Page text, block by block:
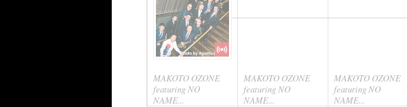
MAKOTO OZONE
featuring NO
NAME...
MAKOTO OZONE
featuring NO
NAME...
MAKOTO OZONE
featuring NO
NAME...